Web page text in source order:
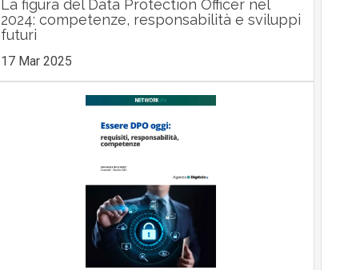
La figura del Data Protection Officer nel
2024: competenze, responsabilità e sviluppi
futuri
17 Mar 2025